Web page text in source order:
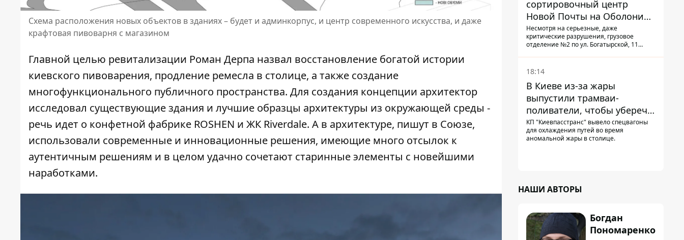
Схема расположения новых объектов в зданиях – будет и админкорпус, и центр современного искусства, и даже
крафтовая пивоварня с магазином
Главной целью ревитализации Роман Дерпа назвал восстановление богатой истории
киевского пивоварения, продление ремесла в столице, а также создание
многофункционального публичного пространства. Для создания концепции архитектор
исследовал существующие здания и лучшие образцы архитектуры из окружающей среды -
речь идет о конфетной фабрике ROSHEN и ЖК Riverdale. А в архитектуре, пишут в Союзе,
использовали современные и инновационные решения, имеющие много отсылок к
аутентичным решениям и в целом удачно сочетают старинные элементы с новейшими
наработками.
сортировочный центр
Новой Почты на Оболони
заработал – выдают
посылки
Несмотря на серьезные, даже
критические разрушения, грузовое
отделение №2 по ул. Богатырской, 11
выдают их адресатам
18:14
В Киеве из-за жары
выпустили трамваи-
поливатели, чтобы уберечь
рельсы от деформации
КП "Киевпасстранс" вывело спецвагоны
для охлаждения путей во время
аномальной жары в столице.
НАШИ АВТОРЫ
Богдан
Пономаренко